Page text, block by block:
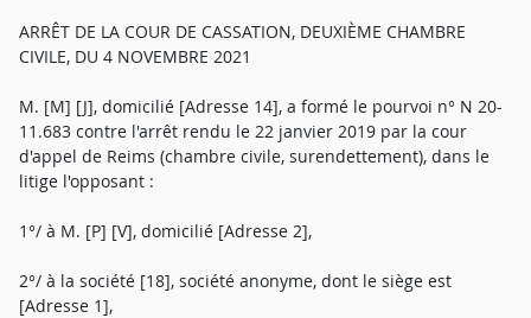
ARRÊT DE LA COUR DE CASSATION, DEUXIÈME CHAMBRE
CIVILE, DU 4 NOVEMBRE 2021
M. [M] [J], domicilié [Adresse 14], a formé le pourvoi n° N 20-
11.683 contre l'arrêt rendu le 22 janvier 2019 par la cour
d'appel de Reims (chambre civile, surendettement), dans le
litige l'opposant :
1°/ à M. [P] [V], domicilié [Adresse 2],
2°/ à la société [18], société anonyme, dont le siège est
[Adresse 1],